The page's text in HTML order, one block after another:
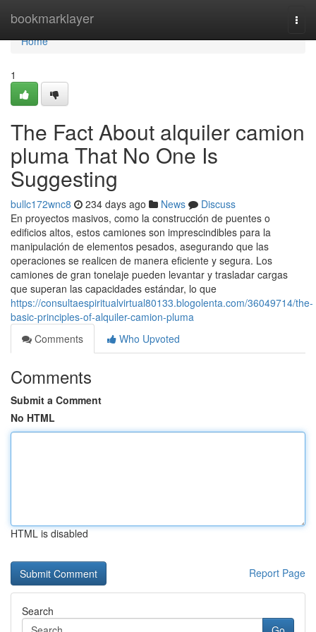
bookmarklayer
Home
Home
1
The Fact About alquiler camion
pluma That No One Is
Suggesting
bullc172wnc8 234 days ago News
Discuss
En proyectos masivos, como la construcción de puentes o
edificios altos, estos camiones son imprescindibles para la
manipulación de elementos pesados, asegurando que las
operaciones se realicen de manera eficiente y segura. Los
camiones de gran tonelaje pueden levantar y trasladar cargas
que superan las capacidades estándar, lo que
https://consultaespiritualvirtual80133.blogolenta.com/36049714/the-
basic-principles-of-alquiler-camion-pluma
Comments
Who Upvoted
Comments
Submit a Comment
No HTML
HTML is disabled
Report Page
Search